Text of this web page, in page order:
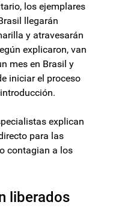
los ejemplares
llegarán
y atravesarán
explicaron, van
mes en Brasil y
iniciar el proceso
explican
para las
contagian a los
liberados